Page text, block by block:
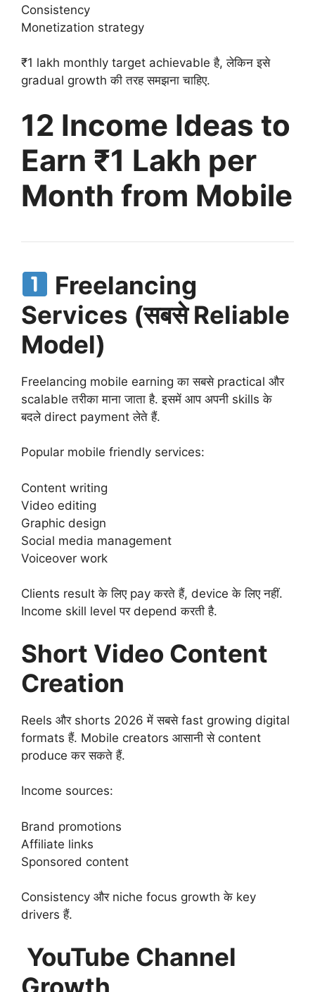
Consistency
Monetization strategy
₹1 lakh monthly target achievable है, लेकिन इसे
gradual growth की तरह समझना चाहिए.
12 Income Ideas to
Earn ₹1 Lakh per
Month from Mobile
Freelancing
Services (सबसे Reliable
Model)
Freelancing mobile earning का सबसे practical और
scalable तरीका माना जाता है. इसमें आप अपनी skills के
बदले direct payment लेते हैं.
Popular mobile friendly services:
Content writing
Video editing
Graphic design
Social media management
Voiceover work
Clients result के लिए pay करते हैं, device के लिए नहीं.
Income skill level पर depend करती है.
Short Video Content
Creation
Reels और shorts 2026 में सबसे fast growing digital
formats हैं. Mobile creators आसानी से content
produce कर सकते हैं.
Income sources:
Brand promotions
Affiliate links
Sponsored content
Consistency और niche focus growth के key
drivers हैं.
YouTube Channel